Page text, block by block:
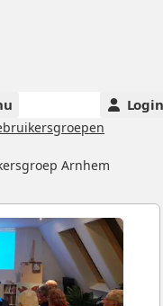
Login
Arnhem